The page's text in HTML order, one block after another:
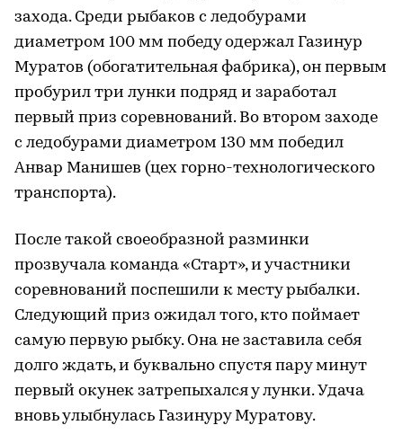
захода. Среди рыбаков с ледобурами
диаметром 100 мм победу одержал Газинур
Муратов (обогатительная фабрика), он первым
пробурил три лунки подряд и заработал
первый приз соревнований. Во втором заходе
с ледобурами диаметром 130 мм победил
Анвар Манишев (цех горно-технологического
транспорта).
После такой своеобразной разминки
прозвучала команда «Старт», и участники
соревнований поспешили к месту рыбалки.
Следующий приз ожидал того, кто поймает
самую первую рыбку. Она не заставила себя
долго ждать, и буквально спустя пару минут
первый окунек затрепыхался у лунки. Удача
вновь улыбнулась Газинуру Муратову.